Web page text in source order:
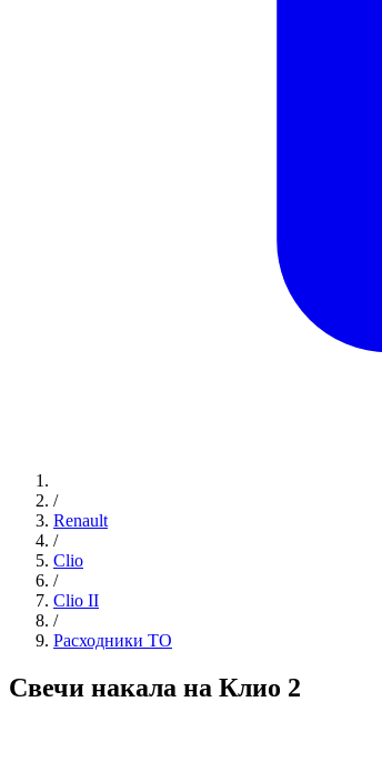
/
Renault
/
Clio
/
Clio II
/
Расходники ТО
Свечи накала на Клио 2